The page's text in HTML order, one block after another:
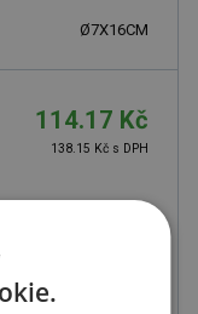
Ø7X16CM
114.17 Kč
138.15 Kč s DPH
97.04 Kč